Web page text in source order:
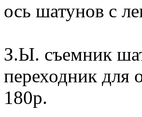
ось шатунов с
З.Ы. съемник
переходник для
180р.